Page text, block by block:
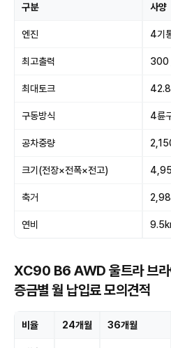
구분 사양
엔진 4기
최고출력 300
최대토크
구동방식 4륜
공차중량
크기(전장×전폭×전고)
축거
연비
XC90 B6 AWD 울트라 브라
증금별 월 납입료 모의견적
비율 24개월 36개월